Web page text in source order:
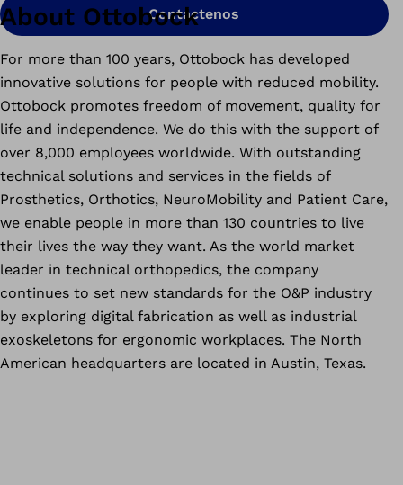
Contáctenos
About Ottobock
For more than 100 years, Ottobock has developed
innovative solutions for people with reduced mobility.
Ottobock promotes freedom of movement, quality for
life and independence. We do this with the support of
over 8,000 employees worldwide. With outstanding
technical solutions and services in the fields of
Prosthetics, Orthotics, NeuroMobility and Patient Care,
we enable people in more than 130 countries to live
their lives the way they want. As the world market
leader in technical orthopedics, the company
continues to set new standards for the O&P industry
by exploring digital fabrication as well as industrial
exoskeletons for ergonomic workplaces. The North
American headquarters are located in Austin, Texas.